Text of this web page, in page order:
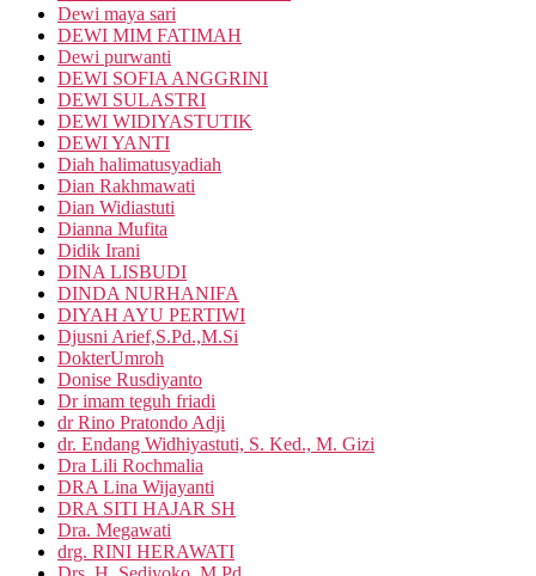
Dewi maya sari
DEWI MIM FATIMAH
Dewi purwanti
DEWI SOFIA ANGGRINI
DEWI SULASTRI
DEWI WIDIYASTUTIK
DEWI YANTI
Diah halimatusyadiah
Dian Rakhmawati
Dian Widiastuti
Dianna Mufita
Didik Irani
DINA LISBUDI
DINDA NURHANIFA
DIYAH AYU PERTIWI
Djusni Arief,S.Pd.,M.Si
DokterUmroh
Donise Rusdiyanto
Dr imam teguh friadi
dr Rino Pratondo Adji
dr. Endang Widhiyastuti, S. Ked., M. Gizi
Dra Lili Rochmalia
DRA Lina Wijayanti
DRA SITI HAJAR SH
Dra. Megawati
drg. RINI HERAWATI